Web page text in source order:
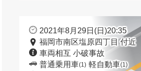
2021年8月29日(日)20:35
福岡市南区塩原四丁目 付近
車両相互 小破事故
普通乗用車(1) 軽自動車(1)